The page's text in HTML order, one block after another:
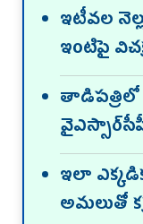
ఇటీవల
ఇంటిపై
తాడిపత్రిలో
ఇలా
అమలుతో